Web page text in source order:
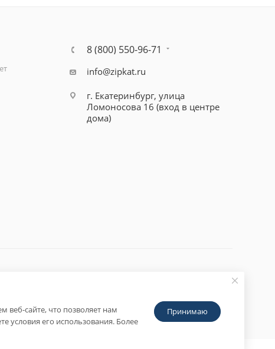
8 (800) 550-96-71
info@zipkat.ru
г. Екатеринбург, улица
Ломоносова 16 (вход в центре
дома)
сайте, что позволяет нам
условия его использования. Более
Принимаю